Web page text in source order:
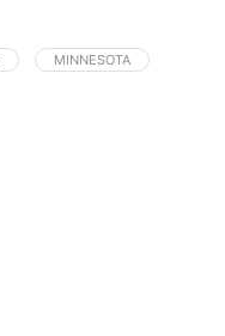
MINNESOTA